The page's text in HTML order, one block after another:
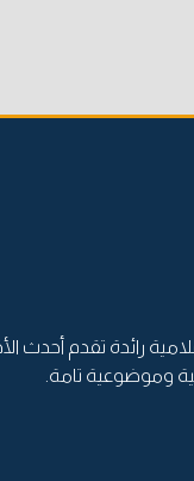
رائدة تقدم أحدث
وموضوعية تامة.